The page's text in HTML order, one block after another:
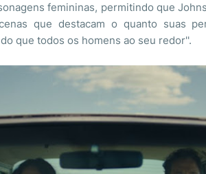
femininas, permitindo que
que destacam o quanto suas
que todos os homens ao seu redor''.